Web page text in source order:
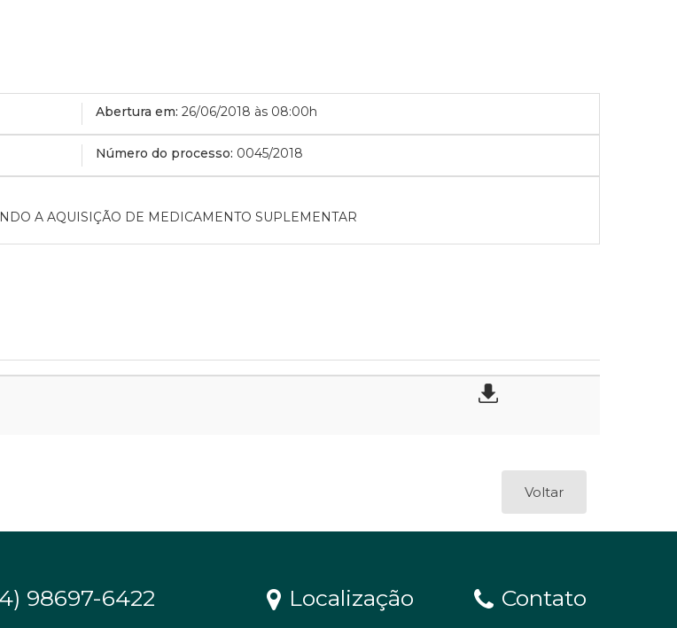
Abertura em: 26/06/2018 às 08:00h
Número do processo: 0045/2018
A AQUISIÇÃO DE MEDICAMENTO SUPLEMENTAR
Voltar
98697-6422 Localização Contato